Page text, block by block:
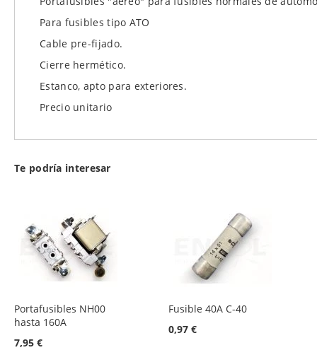
imágenesPara fusibles tipo ATO
Cable pre-fijado.
Cierre hermético.
Estanco, apto para exteriores.
Precio unitario
Te podría interesar
Portafusibles NH00
hasta 160A
7,95 €
Fusible 40A C-40
0,97 €